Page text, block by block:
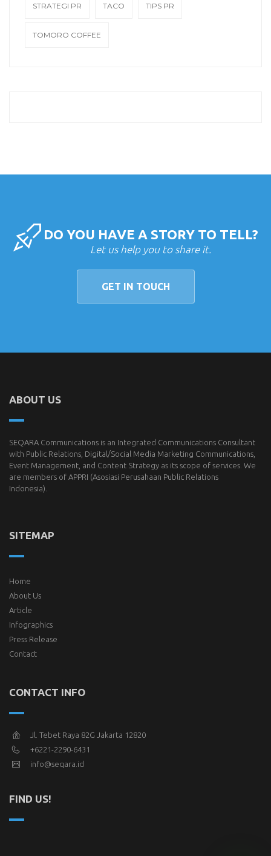
STRATEGI PR TACO TIPS PR
TOMORO COFFEE
DO YOU HAVE A STORY TO TELL?
Let us help you to share it.
GET IN TOUCH
ABOUT US
SEQARA Communications is an Integrated Communications Consultant
with Public Relations, Digital/Social Media Marketing Communications,
Event Management, and Content Strategy as its scope of services. We
are members of APPRI (Asosiasi Perusahaan Public Relations
Indonesia).
SITEMAP
Home
About Us
Article
Infographics
Press Release
Contact
CONTACT INFO
Jl. Tebet Raya 82G Jakarta 12820
+6221-2290-6431
info@seqara.id
FIND US!